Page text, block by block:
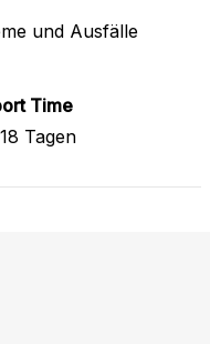
und Ausfälle
Time
Tagen